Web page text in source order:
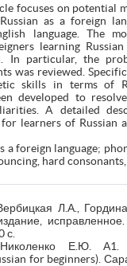
focuses on potential
as a foreign
language. The
learning
In particular, the
was reviewed.
skills in terms of
developed to
A detailed
learners of Russian
a foreign language;
hard consonants,
Л.А.,
с.
Е.Ю. А1.
for beginners).